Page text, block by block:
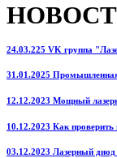
24.03.225 VK группа
31.01.2025 Промышленная
12.12.2023 Мощный
10.12.2023 Как проверить
03.12.2023 Лазерный диод